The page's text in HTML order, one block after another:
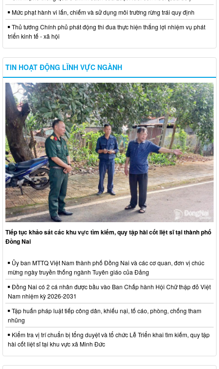
Mức phạt hành vi lấn, chiếm và sử dụng môi trường rừng trái quy định
Thủ tướng Chính phủ phát động thi đua thực hiện thắng lợi nhiệm vụ phát
triển kinh tế - xã hội
TIN HOẠT ĐỘNG LĨNH VỰC NGÀNH
Tiếp tục khảo sát các khu vực tìm kiếm, quy tập hài cốt liệt sĩ tại thành phố
Đồng Nai
Ủy ban MTTQ Việt Nam thành phố Đồng Nai và các cơ quan, đơn vị chúc
mừng ngày truyền thống ngành Tuyên giáo của Đảng
Đồng Nai có 2 cá nhân được bầu vào Ban Chấp hành Hội Chữ thập đỏ Việt
Nam nhiệm kỳ 2026-2031
Tập huấn pháp luật tiếp công dân, khiếu nại, tố cáo, phòng, chống tham
nhũng
Kiểm tra vị trí chuẩn bị tổng duyệt và tổ chức Lễ Triển khai tìm kiếm, quy tập
hài cốt liệt sĩ tại khu vực xã Minh Đức